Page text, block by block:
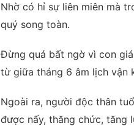
Nhờ có hỉ sự liên miên mà
quý song toàn.
Đừng quá bất ngờ vì con
từ giữa tháng 6 âm lịch vận
Ngoài ra, người độc thân
được nấy, thăng chức, tăng